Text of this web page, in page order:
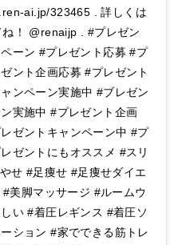
ai.jp/323465 . 詳しくは
！ @renaijp . #プレゼン
ーン #プレゼント応募 #プ
ント企画応募 #プレゼント
ンペーン実施中 #ブレゼン
実施中 #プレゼント企画
ゼントキャンペーン中 #プ
ゼントにもオススメ #スリ
せ #足痩せ #足痩せダイエ
美脚マッサージ #ルームウ
い #着圧レギンス #着圧ソ
ション #家でできる筋トレ